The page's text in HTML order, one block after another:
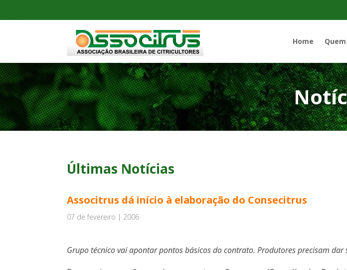
Home
Últimas Notícias
Associtrus dá início à elaboração do Consecitrus
07 de fevereiro | 2006
Grupo técnico vai apontar pontos básicos do contrato. Produtores precisam